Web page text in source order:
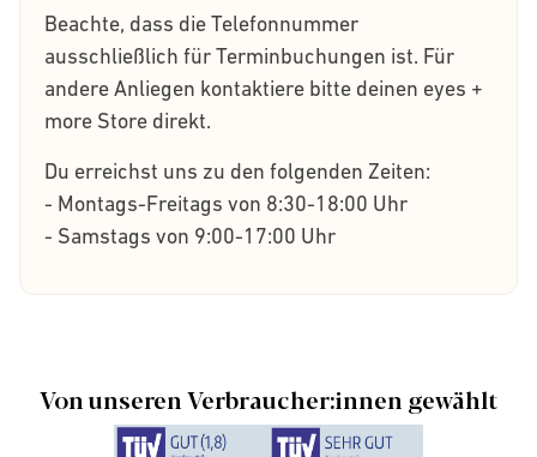
Beachte, dass die Telefonnummer
ausschließlich für Terminbuchungen ist. Für
andere Anliegen kontaktiere bitte deinen eyes +
more Store direkt.
Du erreichst uns zu den folgenden Zeiten:
- Montags-Freitags von 8:30-18:00 Uhr
- Samstags von 9:00-17:00 Uhr
Von unseren Verbraucher:innen gewählt